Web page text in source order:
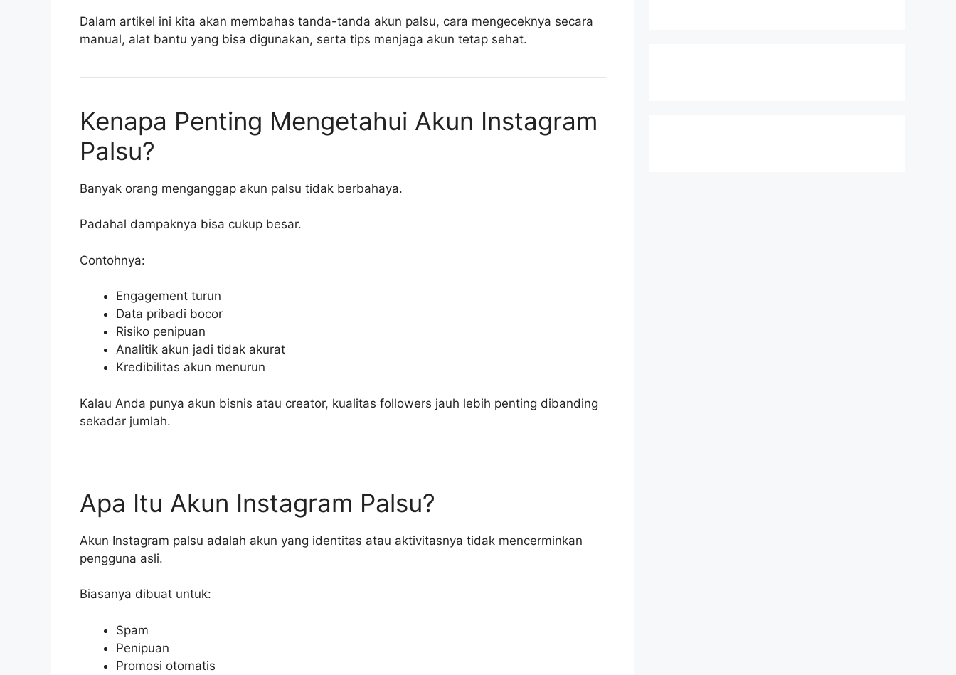
Dalam artikel ini kita akan membahas tanda-tanda akun palsu, cara mengeceknya secara
manual, alat bantu yang bisa digunakan, serta tips menjaga akun tetap sehat.
Kenapa Penting Mengetahui Akun Instagram
Palsu?
Banyak orang menganggap akun palsu tidak berbahaya.
Padahal dampaknya bisa cukup besar.
Contohnya:
Engagement turun
Data pribadi bocor
Risiko penipuan
Analitik akun jadi tidak akurat
Kredibilitas akun menurun
Kalau Anda punya akun bisnis atau creator, kualitas followers jauh lebih penting dibanding
sekadar jumlah.
Apa Itu Akun Instagram Palsu?
Akun Instagram palsu adalah akun yang identitas atau aktivitasnya tidak mencerminkan
pengguna asli.
Biasanya dibuat untuk:
Spam
Penipuan
Promosi otomatis